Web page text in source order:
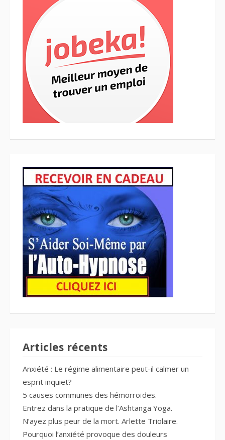
Articles récents
Anxiété : Le régime alimentaire peut-il calmer un
esprit inquiet?
5 causes communes des hémorroïdes.
Entrez dans la pratique de l’Ashtanga Yoga.
N’ayez plus peur de la mort. Arlette Triolaire.
Pourquoi l’anxiété provoque des douleurs